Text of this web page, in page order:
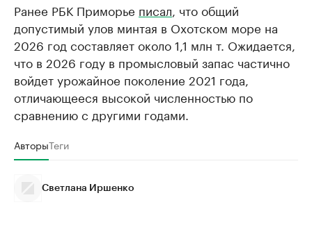
Ранее РБК Приморье писал , что общий
допустимый улов минтая в Охотском море на
2026 год составляет около 1,1 млн т. Ожидается,
что в 2026 году в промысловый запас частично
войдет урожайное поколение 2021 года,
отличающееся высокой численностью по
сравнению с другими годами.
АвторыТеги
Светлана Иршенко